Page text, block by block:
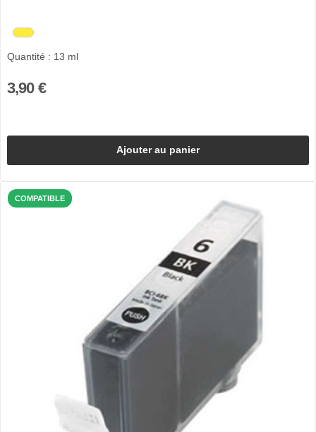
Quantité : 13 ml
3,90 €
Ajouter au panier
COMPATIBLE